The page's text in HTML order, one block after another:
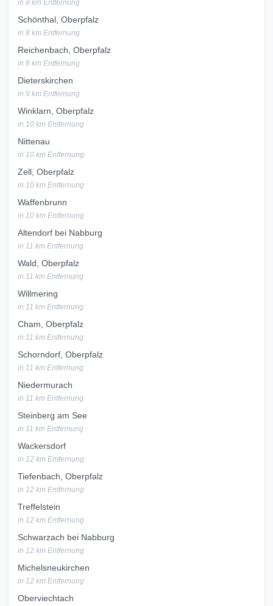
in 8 km Entfernung
Schönthal, Oberpfalz
in 8 km Entfernung
Reichenbach, Oberpfalz
in 8 km Entfernung
Dieterskirchen
in 9 km Entfernung
Winklarn, Oberpfalz
in 10 km Entfernung
Nittenau
in 10 km Entfernung
Zell, Oberpfalz
in 10 km Entfernung
Waffenbrunn
in 10 km Entfernung
Altendorf bei Nabburg
in 11 km Entfernung
Wald, Oberpfalz
in 11 km Entfernung
Willmering
in 11 km Entfernung
Cham, Oberpfalz
in 11 km Entfernung
Schorndorf, Oberpfalz
in 11 km Entfernung
Niedermurach
in 11 km Entfernung
Steinberg am See
in 11 km Entfernung
Wackersdorf
in 12 km Entfernung
Tiefenbach, Oberpfalz
in 12 km Entfernung
Treffelstein
in 12 km Entfernung
Schwarzach bei Nabburg
in 12 km Entfernung
Michelsneukirchen
in 12 km Entfernung
Oberviechtach